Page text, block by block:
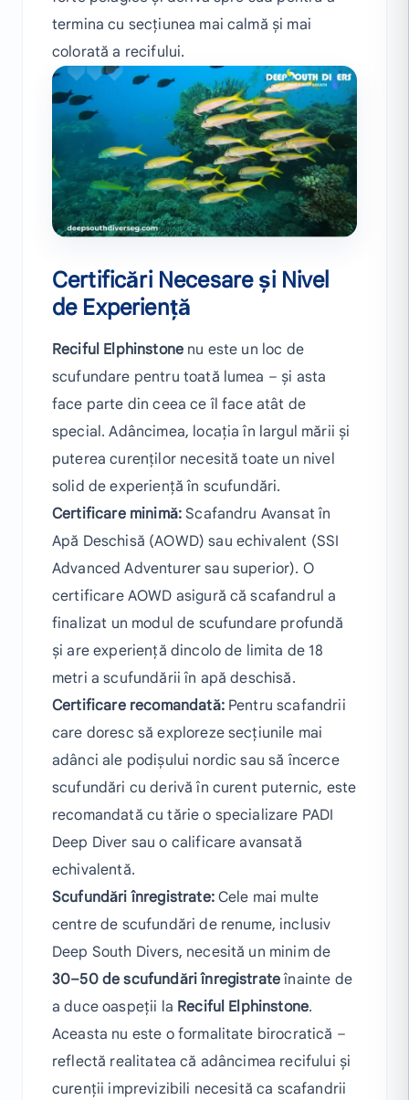
termina cu secțiunea mai calmă și mai
colorată a recifului.
Certificări Necesare și Nivel
de Experiență
Reciful Elphinstone nu este un loc de
scufundare pentru toată lumea – și asta
face parte din ceea ce îl face atât de
special. Adâncimea, locația în largul mării și
puterea curenților necesită toate un nivel
solid de experiență în scufundări.
Certificare minimă: Scafandru Avansat în
Apă Deschisă (AOWD) sau echivalent (SSI
Advanced Adventurer sau superior). O
certificare AOWD asigură că scafandrul a
finalizat un modul de scufundare profundă
și are experiență dincolo de limita de 18
metri a scufundării în apă deschisă.
Certificare recomandată:Pentru scafandrii
care doresc să exploreze secțiunile mai
adânci ale podișului nordic sau să încerce
scufundări cu derivă în curent puternic, este
recomandată cu tărie o specializare PADI
Deep Diver sau o calificare avansată
echivalentă.
Scufundări înregistrate:Cele mai multe
centre de scufundări de renume, inclusiv
Deep South Divers, necesită un minim de
30–50 de scufundări înregistrateînainte de
a duce oaspeții la Reciful Elphinstone.
Aceasta nu este o formalitate birocratică –
reflectă realitatea că adâncimea recifului și
curenții imprevizibili necesită ca scafandrii